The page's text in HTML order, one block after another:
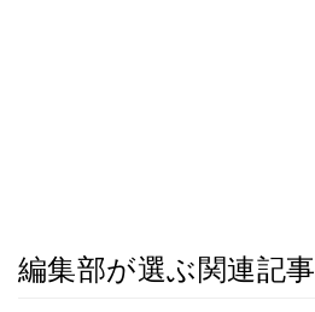
編集部が選ぶ関連記事